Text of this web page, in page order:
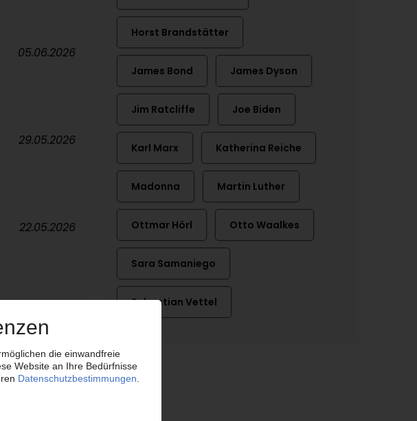
05.06.2026
29.05.2026
22.05.2026
Horst Brandstätter
James Bond James Dyson
Jim Ratcliffe Joe Biden
Karl Marx Katherina Reiche
Madonna Martin Luther
Ottmar Hörl Otto Waalkes
Sara Samaniego
Sebastian Vettel